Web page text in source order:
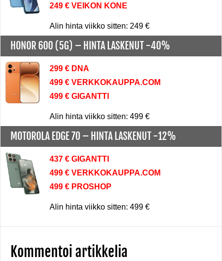
249 € VEIKON KONE
Alin hinta viikko sitten: 249 €
HONOR 600 (5G) – HINTA LASKENUT -40%
299 € DNA
499 € VERKKOKAUPPA.COM
499 € GIGANTTI
Alin hinta viikko sitten: 499 €
MOTOROLA EDGE 70 – HINTA LASKENUT -12%
437 € GIGANTTI
499 € VERKKOKAUPPA.COM
499 € PROSHOP
Alin hinta viikko sitten: 499 €
Kommentoi artikkelia